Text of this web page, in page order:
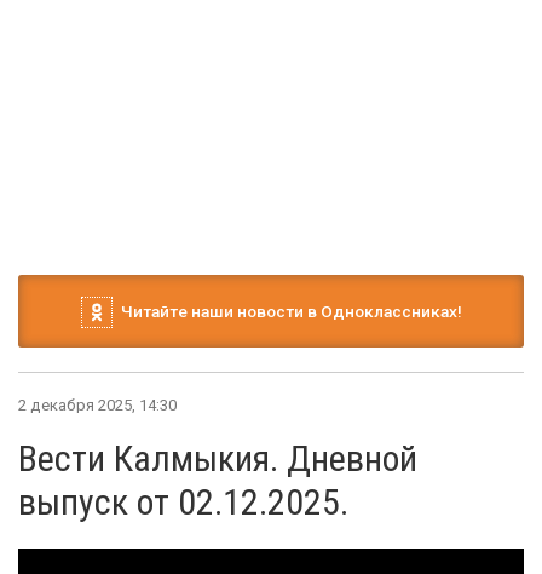
Читайте наши новости в Одноклассниках!
2 декабря 2025, 14:30
Вести Калмыкия. Дневной
выпуск от 02.12.2025.